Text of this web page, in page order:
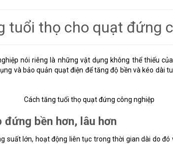
tuổi thọ cho quạt đứng
nói riêng là những vật dụng không thể thiếu
và bảo quản quạt điện để tăng độ bền và kéo dài
bền hơn, lâu hơn
suất lớn, hoạt động liên tục trong thời gian dài do